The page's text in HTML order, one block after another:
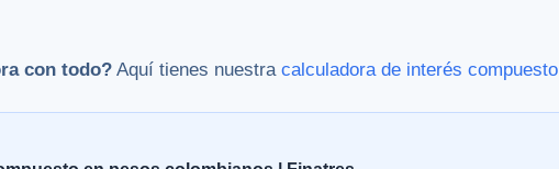
con todo? Aquí tienes nuestra calculadora de interés compuesto